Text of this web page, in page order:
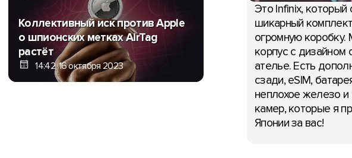
Коллективный иск против Apple
о шпионских метках AirTag
растёт
14:42, 16 октября 2023
Топ-10 самых
моделей смартфонов в
13:07, 16 октября 2023
Это Infinix, который
шикарный
огромную коробку.
корпус с дизайном
ателье. Есть
сзади, eSIM,
неплохое железо и
камер, которые я
Японии за вас!